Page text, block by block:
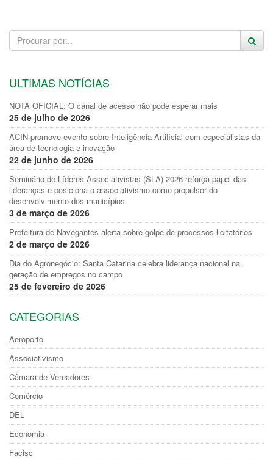
ULTIMAS NOTÍCIAS
NOTA OFICIAL: O canal de acesso não pode esperar mais
25 de julho de 2026
ACIN promove evento sobre Inteligência Artificial com especialistas da
área de tecnologia e inovação
22 de junho de 2026
Seminário de Líderes Associativistas (SLA) 2026 reforça papel das
lideranças e posiciona o associativismo como propulsor do
desenvolvimento dos municípios
3 de março de 2026
Prefeitura de Navegantes alerta sobre golpe de processos licitatórios
2 de março de 2026
Dia do Agronegócio: Santa Catarina celebra liderança nacional na
geração de empregos no campo
25 de fevereiro de 2026
CATEGORIAS
Aeroporto
Associativismo
Câmara de Vereadores
Comércio
DEL
Economia
Facisc